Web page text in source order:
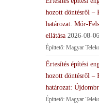
hozott döntésről –
határozat: Mór-
ellátása 2026-08-06
Építtető: Magyar
Értesítés építési
hozott döntésről –
határozat:
Építtető: Magyar